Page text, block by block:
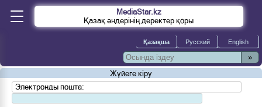
MediaStar.kz
Қазақ әндерінің деректер қоры
»
Жүйеге кіру
Электронды пошта: